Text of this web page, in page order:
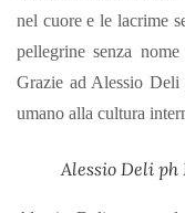
nel cuore e le lacrime
pellegrine senza
Grazie ad Alessio Deli
umano alla cultura
Alessio Deli